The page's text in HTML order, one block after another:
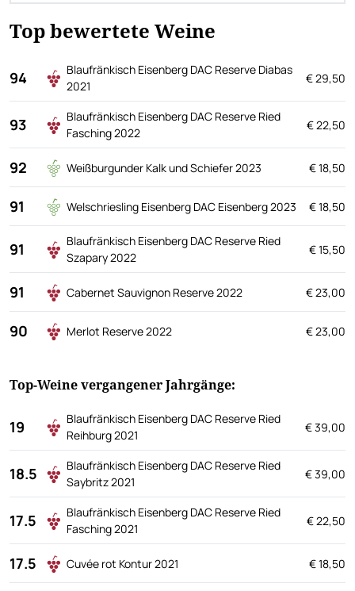
Top bewertete Weine
94
Blaufränkisch Eisenberg DAC Reserve Diabas
2021
€ 29,50
93
Blaufränkisch Eisenberg DAC Reserve Ried
Fasching 2022
€ 22,50
92 Weißburgunder Kalk und Schiefer 2023 € 18,50
91 Welschriesling Eisenberg DAC Eisenberg 2023 € 18,50
91
Blaufränkisch Eisenberg DAC Reserve Ried
Szapary 2022
€ 15,50
91 Cabernet Sauvignon Reserve 2022 € 23,00
90 Merlot Reserve 2022 € 23,00
Top-Weine vergangener Jahrgänge:
19
Blaufränkisch Eisenberg DAC Reserve Ried
Reihburg 2021
€ 39,00
18.5
Blaufränkisch Eisenberg DAC Reserve Ried
Saybritz 2021
€ 39,00
17.5
Blaufränkisch Eisenberg DAC Reserve Ried
Fasching 2021
€ 22,50
17.5 Cuvée rot Kontur 2021 € 18,50